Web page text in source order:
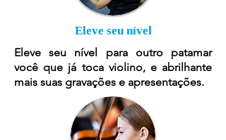
Eleve seu nível
Eleve seu nível para outro patamar
você que já toca violino, e abrilhante
mais suas gravações e apresentações.